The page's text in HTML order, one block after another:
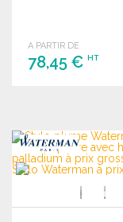
A PARTIR DE
78,45 € HT